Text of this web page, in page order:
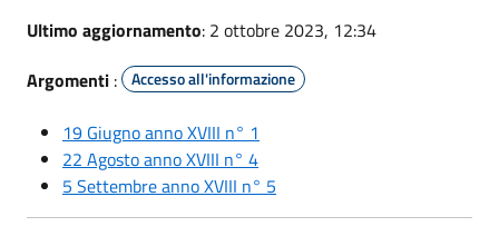
Ultimo aggiornamento: 2 ottobre 2023, 12:34
Argomenti : Accesso all'informazione
19 Giugno anno XVIII n° 1
22 Agosto anno XVIII n° 4
5 Settembre anno XVIII n° 5